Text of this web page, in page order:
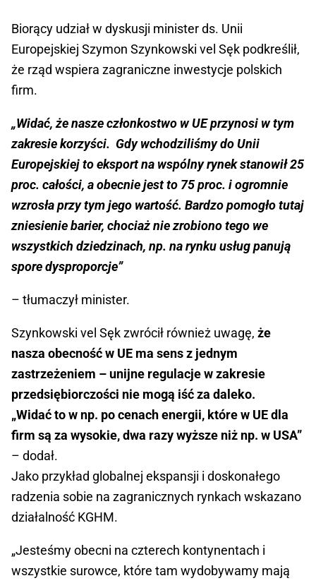
Biorący udział w dyskusji minister ds. Unii
Europejskiej Szymon Szynkowski vel Sęk podkreślił,
że rząd wspiera zagraniczne inwestycje polskich
firm.
„Widać, że nasze członkostwo w UE przynosi w tym
zakresie korzyści. Gdy wchodziliśmy do Unii
Europejskiej to eksport na wspólny rynek stanowił 25
proc. całości, a obecnie jest to 75 proc. i ogromnie
wzrosła przy tym jego wartość. Bardzo pomogło tutaj
zniesienie barier, chociaż nie zrobiono tego we
wszystkich dziedzinach, np. na rynku usług panują
spore dysproporcje”
– tłumaczył minister.
Szynkowski vel Sęk zwrócił również uwagę, że
nasza obecność w UE ma sens z jednym
zastrzeżeniem – unijne regulacje w zakresie
przedsiębiorczości nie mogą iść za daleko.
„Widać to w np. po cenach energii, które w UE dla
firm są za wysokie, dwa razy wyższe niż np. w USA”
– dodał.
Jako przykład globalnej ekspansji i doskonałego
radzenia sobie na zagranicznych rynkach wskazano
działalność KGHM.
„Jesteśmy obecni na czterech kontynentach i
wszystkie surowce, które tam wydobywamy mają